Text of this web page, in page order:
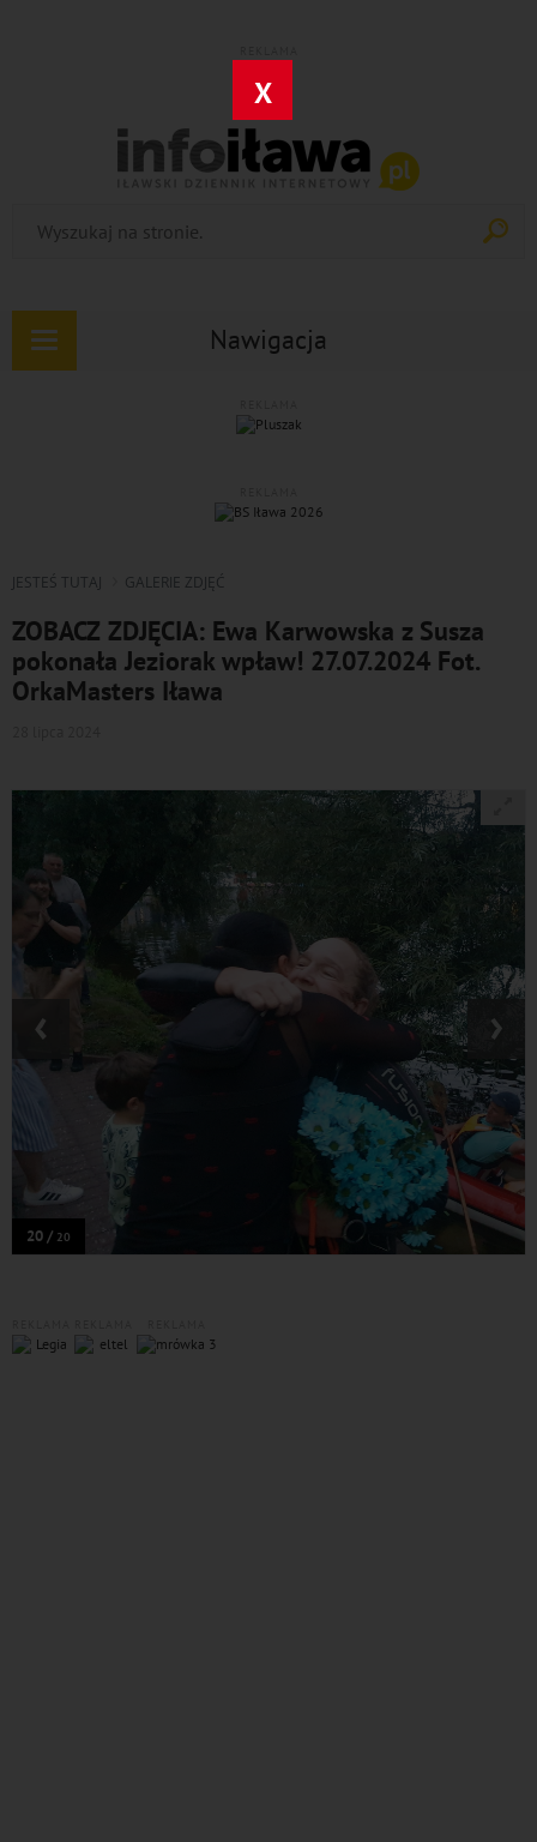
X
Nawigacja
Rozwiń
JESTEŚ TUTAJ GALERIE ZDJĘĆ
ZOBACZ ZDJĘCIA: Ewa Karwowska z Susza
pokonała Jeziorak wpław! 27.07.2024 Fot.
OrkaMasters Iława
20 / 20
‹ ›